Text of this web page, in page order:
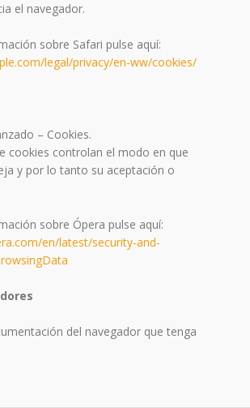
el navegador.
sobre Safari pulse aquí:
legal/privacy/en-ww/cookies/
– Cookies.
cookies controlan el modo en que
y por lo tanto su aceptación o
sobre Ópera pulse aquí:
en/latest/security-and-
del navegador que tenga